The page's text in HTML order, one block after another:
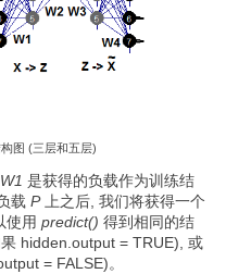
图 (三层和五层)
W1 是获得的负载作为训练结
载 Р上之后, 我们将获得一个
使用 predict() 得到相同的结
hidden.output = TRUE), 或
= FALSE)。